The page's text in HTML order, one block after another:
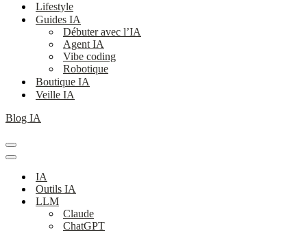
Lifestyle
Guides IA
Débuter avec l’IA
Agent IA
Vibe coding
Robotique
Boutique IA
Veille IA
Blog IA
Menu
de
Menu
navigation
IA
Outils IA
LLM
Claude
ChatGPT